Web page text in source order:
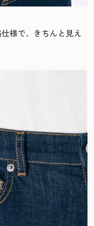
様で、きちんと見え